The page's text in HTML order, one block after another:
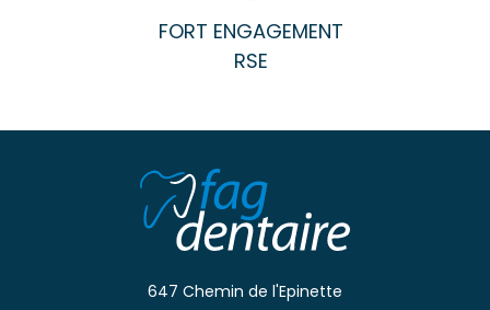
FORT ENGAGEMENT
RSE
647 Chemin de l'Epinette